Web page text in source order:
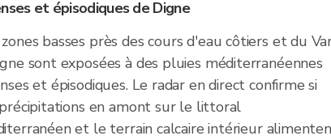
et épisodiques de Digne
basses près des cours d'eau côtiers et du
sont exposées à des pluies méditerranéennes
et épisodiques. Le radar en direct confirme si
en amont sur le littoral
et le terrain calcaire intérieur